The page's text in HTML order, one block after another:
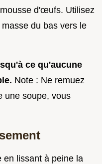
d'œufs. Utilisez
du bas vers le
ce qu'aucune
Note : Ne remuez
une soupe, vous
en lissant à peine la